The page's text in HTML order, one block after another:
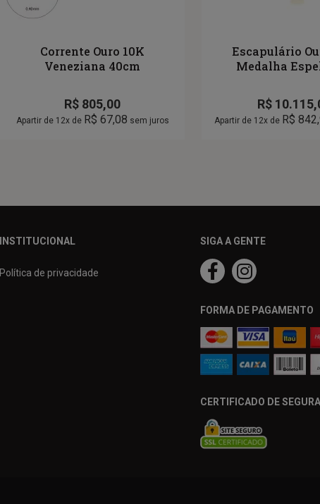
Corrente Ouro 10K
Veneziana 40cm
R$ 805,00
Apartir de 12x de R$ 67,08 sem juros
Escapulário
Medalha
R$
Apartir de 12x de R$
INSTITUCIONAL
Política de privacidade
SIGA A GENTE
FORMA DE PAGAMENTO
CERTIFICADO DE